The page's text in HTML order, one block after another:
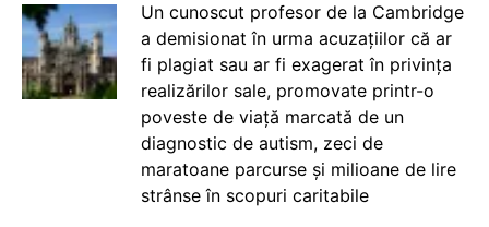
Un cunoscut profesor de la Cambridge
a demisionat în urma acuzațiilor că ar
fi plagiat sau ar fi exagerat în privința
realizărilor sale, promovate printr-o
poveste de viață marcată de un
diagnostic de autism, zeci de
maratoane parcurse și milioane de lire
strânse în scopuri caritabile